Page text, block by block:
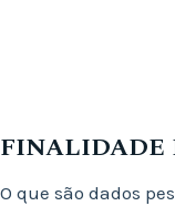
FINALIDADE
O que são dados